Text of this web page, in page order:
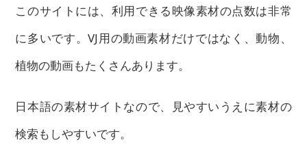
このサイトには、利用できる映像素材の点数は非常
に多いです。VJ用の動画素材だけではなく、動物、
植物の動画もたくさんあります。
日本語の素材サイトなので、見やすいうえに素材の
検索もしやすいです。